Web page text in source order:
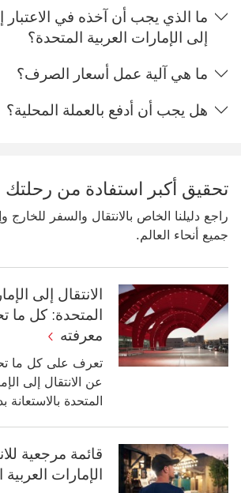
ما الذي يجب أن آخذه في الاعتبار
إلى الإمارات العربية المتحدة؟
ما هي آلية عمل أسعار الصرف؟
هل يجب أن أدفع بالعملة المحلية؟
تحقيق أكبر استفادة من رحلتك
‏‫راجع دليلنا الخاص بالانتقال والسفر للخارج
جميع أنحاء العالم.
الانتقال إلى
المتحدة: كل ما
معرفته
تعرف على كل ما
عن الانتقال إلى
المتحدة بالاستعانة
قائمة مرجعية
الإمارات